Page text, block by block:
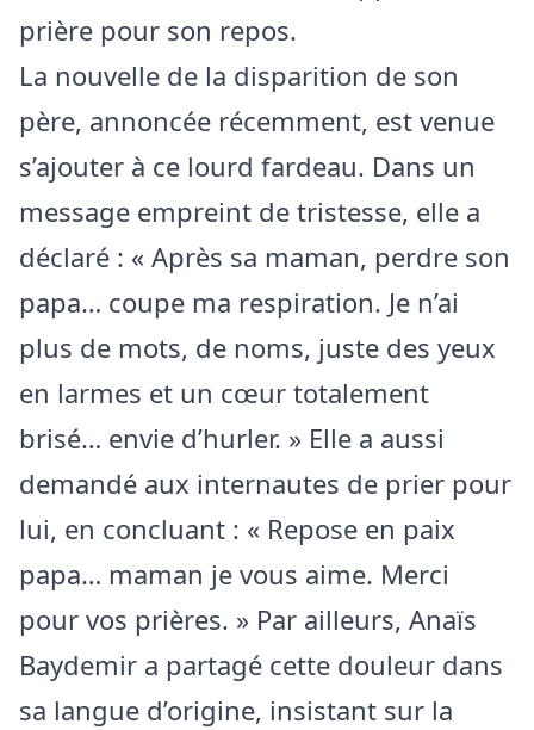
prière pour son repos.
La nouvelle de la disparition de son
père, annoncée récemment, est venue
s’ajouter à ce lourd fardeau. Dans un
message empreint de tristesse, elle a
déclaré : « Après sa maman, perdre son
papa… coupe ma respiration. Je n’ai
plus de mots, de noms, juste des yeux
en larmes et un cœur totalement
brisé… envie d’hurler. » Elle a aussi
demandé aux internautes de prier pour
lui, en concluant : « Repose en paix
papa… maman je vous aime. Merci
pour vos prières. » Par ailleurs, Anaïs
Baydemir a partagé cette douleur dans
sa langue d’origine, insistant sur la